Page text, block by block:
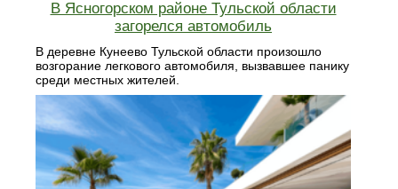
В Ясногорском районе Тульской области
загорелся автомобиль
В деревне Кунеево Тульской области произошло
возгорание легкового автомобиля, вызвавшее панику
среди местных жителей.